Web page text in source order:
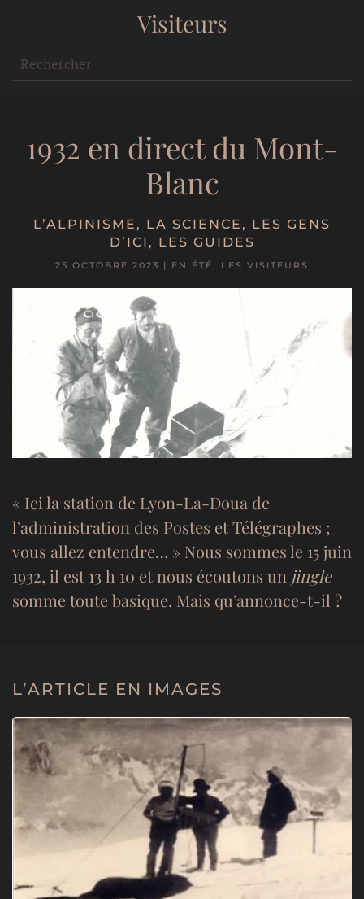
Visiteurs
1932 en direct du Mont-
Blanc
L’ALPINISME , LA SCIENCE , LES GENS
D’ICI , LES GUIDES
25 OCTOBRE 2023 | EN ÉTÉ, LES VISITEURS
« Ici la station de Lyon-La-Doua de
l’administration des Postes et Télégraphes ;
vous allez entendre… » Nous sommes le 15 juin
1932, il est 13 h 10 et nous écoutons un jingle
somme toute basique. Mais qu’annonce-t-il ?
L’ARTICLE EN IMAGES